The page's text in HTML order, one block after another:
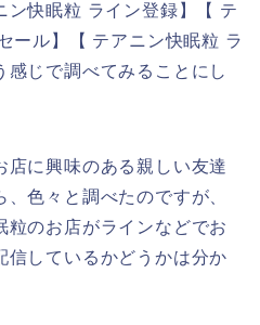
ン快眠粒 ライン登録】【 テ
ール】【 テアニン快眠粒 ラ
感じで調べてみることにし
店に興味のある親しい友達
色々と調べたのですが、
粒のお店がラインなどでお
信しているかどうかは分か